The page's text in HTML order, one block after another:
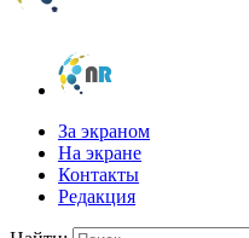
newsroom.su
Новости о новостях
За экраном
На экране
Контакты
Редакция